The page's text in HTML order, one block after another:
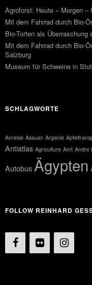
Agroforst: Heute – Morgen –
Mit dem Fahrrad durch Bio-
Bio-Torten als Überraschung
Mit dem Fahrrad durch Bio-
Salzburg
Museum für Schweine in
SCHLAGWORTE
Anreise Assuan Arganie
Antiatlas Agriculture Amt Andre
Autobus Ägypten
FOLLOW REINHARD